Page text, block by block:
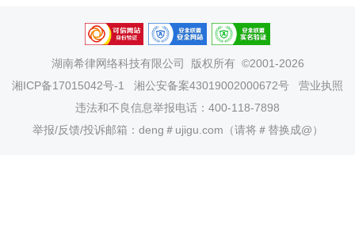
湖南希律网络科技有限公司
版权所有 ©2001-2026
湘ICP备17015042号-1
湘公安备案43019002000672号
营业执照
违法和不良信息举报电话：400-118-7898
举报/反馈/投诉邮箱：deng＃ujigu.com（请将＃替换成@）